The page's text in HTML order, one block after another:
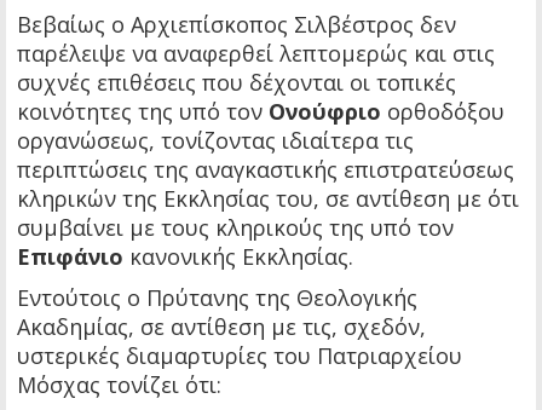
Βεβαίως ο Αρχιεπίσκοπος Σιλβέστρος δεν
παρέλειψε να αναφερθεί λεπτομερώς και στις
συχνές επιθέσεις που δέχονται οι τοπικές
κοινότητες της υπό τον Ονούφριο ορθοδόξου
οργανώσεως, τονίζοντας ιδιαίτερα τις
περιπτώσεις της αναγκαστικής επιστρατεύσεως
κληρικών της Εκκλησίας του, σε αντίθεση με ότι
συμβαίνει με τους κληρικούς της υπό τον
Επιφάνιο κανονικής Εκκλησίας.
Εντούτοις ο Πρύτανης της Θεολογικής
Ακαδημίας, σε αντίθεση με τις, σχεδόν,
υστερικές διαμαρτυρίες του Πατριαρχείου
Μόσχας τονίζει ότι: